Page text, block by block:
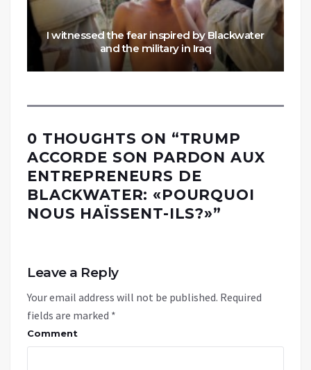
I witnessed the fear inspired by Blackwater
and the military in Iraq
0 THOUGHTS ON “TRUMP
ACCORDE SON PARDON AUX
ENTREPRENEURS DE
BLACKWATER: «POURQUOI
NOUS HAÏSSENT-ILS?»”
Leave a Reply
Your email address will not be published. Required
fields are marked *
Comment